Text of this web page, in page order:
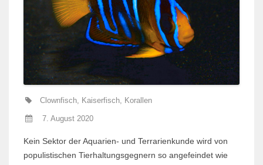
Clownfisch, Kaiserfisch, Korallen
7. August 2020
Kein Sektor der Aquarien- und Terrarienkunde wird von
populistischen Tierhaltungsgegnern so angefeindet wie